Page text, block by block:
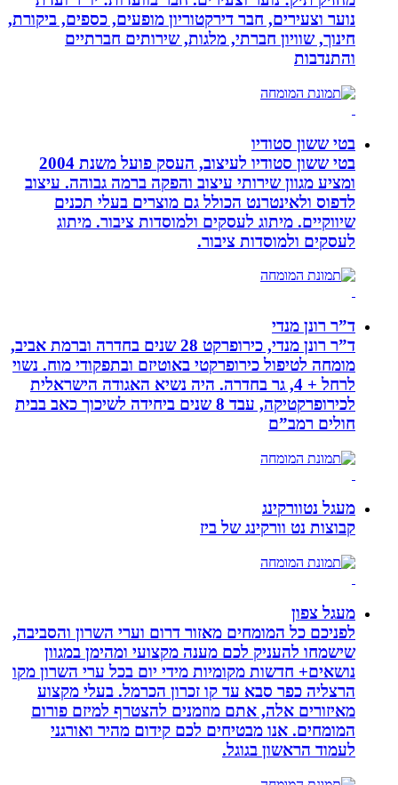
נוער וצעירים, חבר דירקטוריון מופעים, כספים, ביקורת,
חינוך, שוויון חברתי, מלגות, שירותים חברתיים
והתנדבות
בטי ששון סטודיו
בטי ששון סטודיו לעיצוב, העסק פועל משנת 2004
ומציע מגוון שירותי עיצוב והפקה ברמה גבוהה. עיצוב
לדפוס ולאינטרנט הכולל גם מוצרים בעלי תכנים
שיווקיים. מיתוג לעסקים ולמוסדות ציבור. מיתוג
לעסקים ולמוסדות ציבור.
ד”ר רונן מנדי
ד”ר רונן מנדי, כירופרקט 28 שנים בחדרה וברמת אביב,
מומחה לטיפול כירופרקטי באוטיזם ובתפקודי מוח. נשוי
לרחל + 4, גר בחדרה. היה נשיא האגודה הישראלית
לכירופרקטיקה, עבד 8 שנים ביחידה לשיכוך כאב בבית
חולים רמב”ם
מעגל נטוורקינג
קבוצות נט וורקינג של ביז
מעגל צפון
לפניכם כל המומחים מאזור דרום וערי השרון והסביבה,
שישמחו להעניק לכם מענה מקצועי ומהימן במגוון
נושאים+ חדשות מקומיות מידי יום בכל ערי השרון מקו
הרצליה כפר סבא עד קו זכרון הכרמל. בעלי מקצוע
מאיזורים אלה, אתם מוזמנים להצטרף למיזם פורום
המומחים. אנו מבטיחים לכם קידום מהיר ואורגני
לעמוד הראשון בגוגל.